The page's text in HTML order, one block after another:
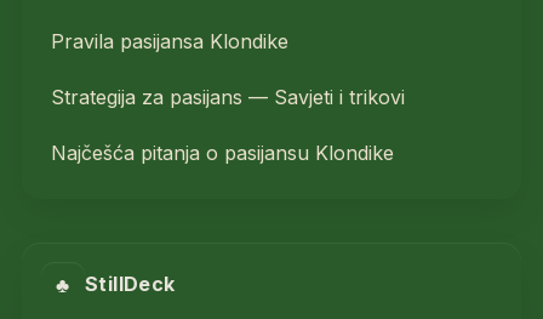
Pravila pasijansa Klondike
Strategija za pasijans — Savjeti i trikovi
Najčešća pitanja o pasijansu Klondike
♣ StillDeck